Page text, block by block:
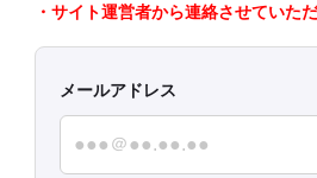
・サイト運営者から連絡させていた
メールアドレス